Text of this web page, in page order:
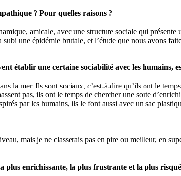
? Pour quelles raisons ?
amicale, avec une structure sociale qui
une épidémie brutale, et l’étude que nous avons
établir une certaine sociabilité avec les humains,
la mer. Ils sont sociaux, c’est-à-dire qu’ils ont le
pas, ils ont le temps de chercher une sorte
par les humains, ils le font aussi avec un sac
mais je ne classerais pas en pire ou meilleur, en
plus enrichissante, la plus frustrante et la plus